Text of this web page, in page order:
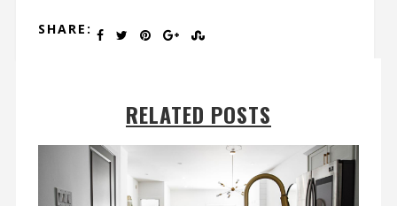
SHARE:
RELATED POSTS